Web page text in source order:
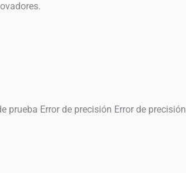
prueba Error de precisión Error de precisión